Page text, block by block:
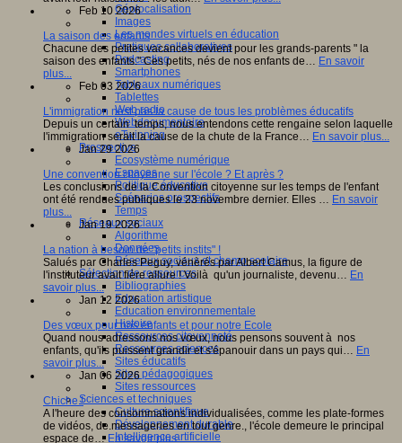
Géolocalisation
Images
Les mondes virtuels en éducation
Pratiques collaboratives
Podcasting
Smartphones
Tableaux numériques
Tablettes
Web radio
Webdocumentaire
eTwinning
Prospective
Ecosystème numérique
Espaces
Politique éducative
Scénarios prospectifs
Temps
Réseaux sociaux
Algorithme
Données
Réseaux sociaux et champ scolaire
Sélection de ressources
Bibliographies
Education artistique
Education environnementale
Histoire
Ressources citoyenneté
Ressources sciences
Sites éducatifs
Sites pédagogiques
Sites ressources
Sciences et techniques
Culture scientifique
Développement durable
Intelligence artificielle
Feb 10 2026
La saison des enfants
Chacune des petites vacances devient pour les grands-parents " la
saison des enfants." Ces petits, nés de nos enfants de… En savoir
plus...
Feb 03 2026
L'immigration nest pas la cause de tous les problèmes éducatifs
Depuis un certain temps, nous entendons cette rengaine selon laquelle
l'immigration serait la cause de la chute de la France… En savoir plus...
Jan 29 2026
Une convention citoyenne sur l'école ? Et après ?
Les conclusions de la Convention citoyenne sur les temps de l'enfant
ont été rendues publiques le 23 novembre dernier. Elles … En savoir
plus...
Jan 19 2026
La nation à besoin de "petits instits" !
Salués par Charles Peguy, vénèrés par Albert Camus, la figure de
l'instituteur avait fière allure ! Voilà qu'un journaliste, devenu… En
savoir plus...
Jan 12 2026
Des vœux pour nos enfants et pour notre Ecole
Quand nous adressons nos vœux, nous pensons souvent à nos
enfants, qu'ils puissent grandir et s'épanouir dans un pays qui… En
savoir plus...
Jan 06 2026
Chiche !
A l'heure des consommations individualisées, comme les plate-formes
de vidéos, de.messageries en tout genre., l'école demeure le principal
espace de… En savoir plus...